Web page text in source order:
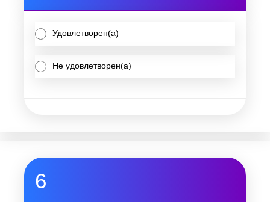
Удовлетворен(а)
Не удовлетворен(а)
6